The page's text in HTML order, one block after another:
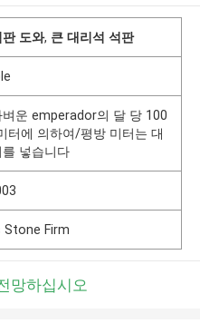
도와, 큰 대리석 석판
벼운 emperador의 달 당 100
터에 의하여/평방 미터는 대
넣습니다
Firm
망하십시오